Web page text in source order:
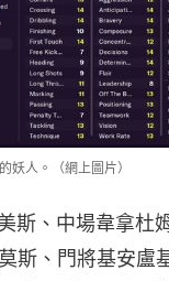
妖人。（網上圖片）
斯、中場韋拿杜
斯、門將基安盧